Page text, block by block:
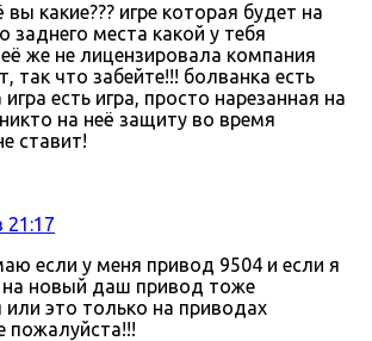
какие??? игре которая будет на
заднего места какой у тебя
же не лицензировала компания
так что забейте!!! болванка есть
есть игра, просто нарезанная на
на неё защиту во время
ставит!
21:17
если у меня привод 9504 и если я
новый даш привод тоже
или это только на приводах
пожалуйста!!!